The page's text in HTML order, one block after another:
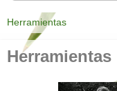
Herramientas